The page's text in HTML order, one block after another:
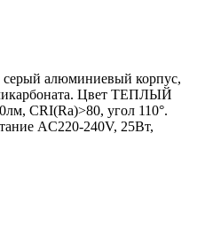
серый алюминиевый корпус,
Цвет ТЕПЛЫЙ
CRI(Ra)>80, угол 110°.
AC220-240V, 25Вт,